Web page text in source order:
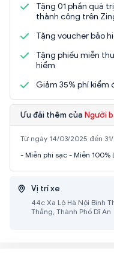
Tặng 01 phần quà
thành công trên
Tặng voucher bảo
Tặng phiếu miễn
hiểm
Giảm 35% phí kiểm
Ưu đãi thêm của Người
Từ ngày 14/03/2025 đến
- Miễn phí sạc - Miễn 100%
Vị trí xe
44c Xa Lộ Hà Nội Bình
Thắng, Thành Phố Dĩ An